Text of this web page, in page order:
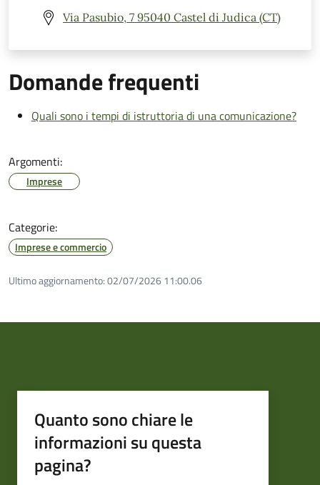
Via Pasubio, 7 95040 Castel di Judica (CT)
Domande frequenti
Quali sono i tempi di istruttoria di una comunicazione?
Argomenti:
Imprese
Categorie:
Imprese e commercio
Ultimo aggiornamento:02/07/2026 11:00.06
Quanto sono chiare le
informazioni su questa
pagina?